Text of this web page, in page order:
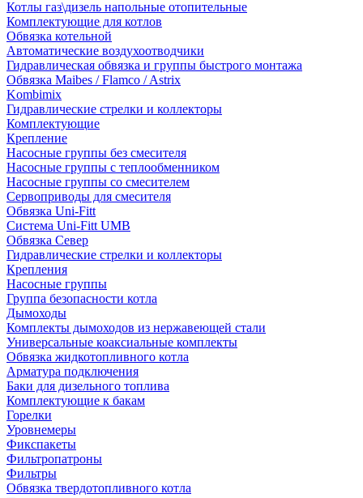
Котлы газ\дизель напольные отопительные
Комплектующие для котлов
Обвязка котельной
Автоматические воздухоотводчики
Гидравлическая обвязка и группы быстрого монтажа
Обвязка Maibes / Flamco / Astrix
Kombimix
Гидравлические стрелки и коллекторы
Комплектующие
Крепление
Насосные группы без смесителя
Насосные группы с теплообменником
Насосные группы со смесителем
Сервоприводы для смесителя
Обвязка Uni-Fitt
Система Uni-Fitt UMB
Обвязка Север
Гидравлические стрелки и коллекторы
Крепления
Насосные группы
Группа безопасности котла
Дымоходы
Комплекты дымоходов из нержавеющей стали
Универсальные коаксиальные комплекты
Обвязка жидкотопливного котла
Арматура подключения
Баки для дизельного топлива
Комплектующие к бакам
Горелки
Уровнемеры
Фикспакеты
Фильтропатроны
Фильтры
Обвязка твердотопливного котла